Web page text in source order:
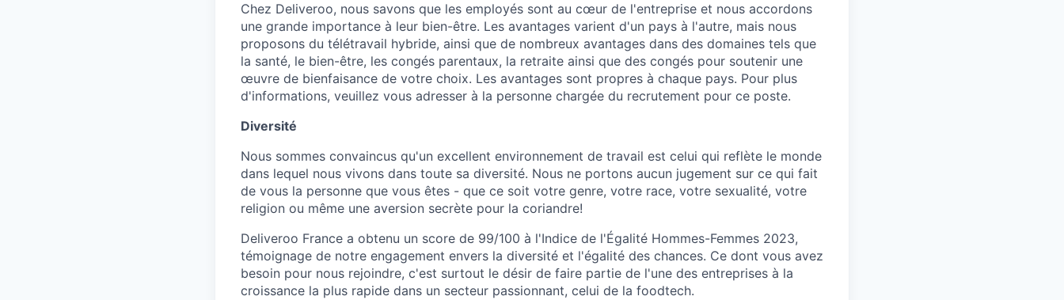
Chez Deliveroo, nous savons que les employés sont au cœur de l'entreprise et nous accordons
une grande importance à leur bien-être. Les avantages varient d'un pays à l'autre, mais nous
proposons du télétravail hybride, ainsi que de nombreux avantages dans des domaines tels que
la santé, le bien-être, les congés parentaux, la retraite ainsi que des congés pour soutenir une
œuvre de bienfaisance de votre choix. Les avantages sont propres à chaque pays. Pour plus
d'informations, veuillez vous adresser à la personne chargée du recrutement pour ce poste.
Diversité
Nous sommes convaincus qu'un excellent environnement de travail est celui qui reflète le monde
dans lequel nous vivons dans toute sa diversité. Nous ne portons aucun jugement sur ce qui fait
de vous la personne que vous êtes - que ce soit votre genre, votre race, votre sexualité, votre
religion ou même une aversion secrète pour la coriandre!
Deliveroo France a obtenu un score de 99/100 à l'Indice de l'Égalité Hommes-Femmes 2023,
témoignage de notre engagement envers la diversité et l'égalité des chances. Ce dont vous avez
besoin pour nous rejoindre, c'est surtout le désir de faire partie de l'une des entreprises à la
croissance la plus rapide dans un secteur passionnant, celui de la foodtech.